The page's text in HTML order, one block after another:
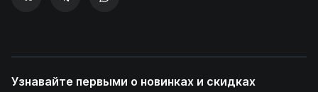
Узнавайте первыми о новинках и скидках